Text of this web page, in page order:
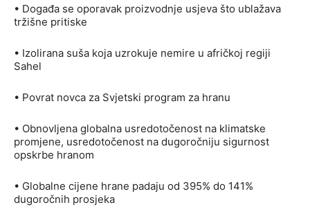
• Događa se oporavak proizvodnje usjeva što ublažava
tržišne pritiske
• Izolirana suša koja uzrokuje nemire u afričkoj regiji
Sahel
• Povrat novca za Svjetski program za hranu
• Obnovljena globalna usredotočenost na klimatske
promjene, usredotočenost na dugoročniju sigurnost
opskrbe hranom
• Globalne cijene hrane padaju od 395% do 141%
dugoročnih prosjeka